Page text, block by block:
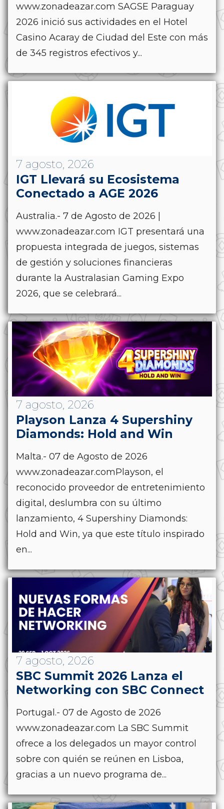
www.zonadeazar.com SAGSE Paraguay
2026 inició sus actividades en el Hotel
Casino Acaray de Ciudad del Este con más
de 345 registros efectivos y...
7 agosto, 2026
IGT Llevará su Ecosistema
Conectado a AGE 2026
Australia.- 7 de Agosto de 2026 |
www.zonadeazar.com IGT presentará una
propuesta integrada de juegos, sistemas
de gestión y soluciones financieras
durante la Australasian Gaming Expo
2026, que se celebrará...
7 agosto, 2026
Playson Lanza 4 Supershiny
Diamonds: Hold and Win
Malta.- 07 de Agosto de 2026
www.zonadeazar.comPlayson, el
reconocido proveedor de entretenimiento
digital, deslumbra con su último
lanzamiento, 4 Supershiny Diamonds:
Hold and Win, ya que este título inspirado
en...
7 agosto, 2026
SBC Summit 2026 Lanza el
Networking con SBC Connect
Portugal.- 07 de Agosto de 2026
www.zonadeazar.com La SBC Summit
ofrece a los delegados un mayor control
sobre con quién se reúnen en Lisboa,
gracias a un nuevo programa de...